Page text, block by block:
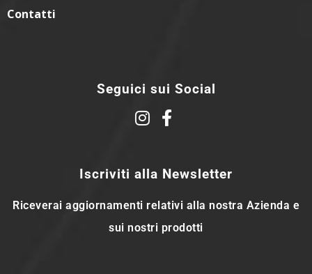
Contatti
Seguici sui Social
Iscriviti alla Newsletter
Riceverai aggiornamenti relativi alla nostra Azienda e
sui nostri prodotti